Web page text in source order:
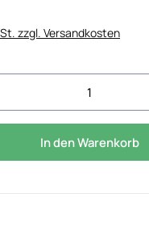
zzgl. Versandkosten
Gib den
In den Warenkorb